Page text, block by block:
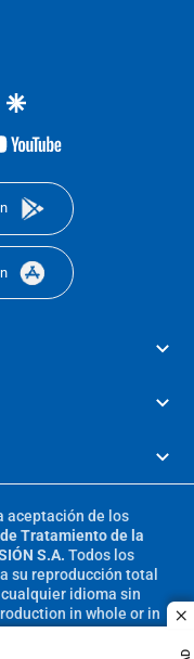
twittergoogle
youtube-
aceptación de los
Tratamiento de la
S.A. Todos los
su reproducción total
idioma sin
in whole or in